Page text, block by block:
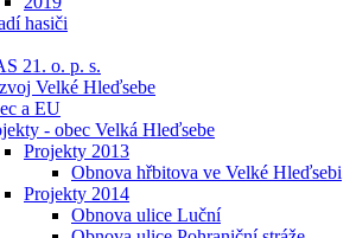
hasiči
21. o. p. s.
Velké Hleďsebe
a EU
- obec Velká Hleďsebe
Projekty 2013
Obnova hřbitova ve Velké Hleďsebi
Projekty 2014
Obnova ulice Luční